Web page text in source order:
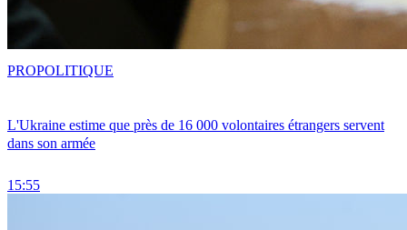
L'Ukraine estime que près de 16 000 volontaires étrangers servent
dans son armée
15:55
PROPOLITIQUE